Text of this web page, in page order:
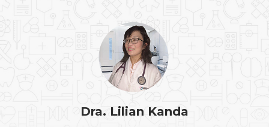
Dra. Lilian Kanda